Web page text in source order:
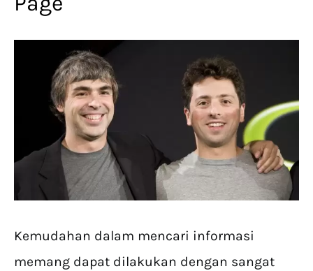
Kemudahan dalam mencari informasi
memang dapat dilakukan dengan sangat